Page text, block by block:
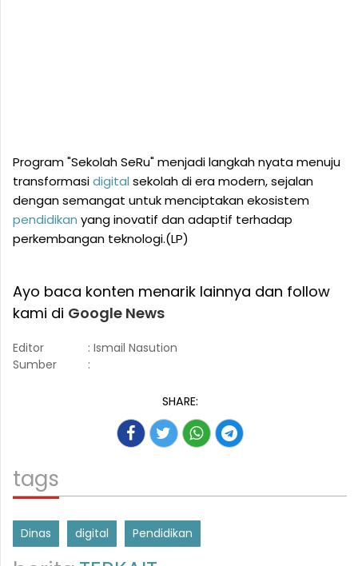
Program "Sekolah SeRu" menjadi langkah nyata menuju
transformasidigital sekolah di era modern, sejalan
dengan semangat untuk menciptakan ekosistem
pendidikan yang inovatif dan adaptif terhadap
perkembangan teknologi.(LP)
Ayo baca konten menarik lainnya dan follow
kami di Google News
Editor
: Ismail Nasution
Sumber
:
SHARE:
tags
Dinas digital Pendidikan